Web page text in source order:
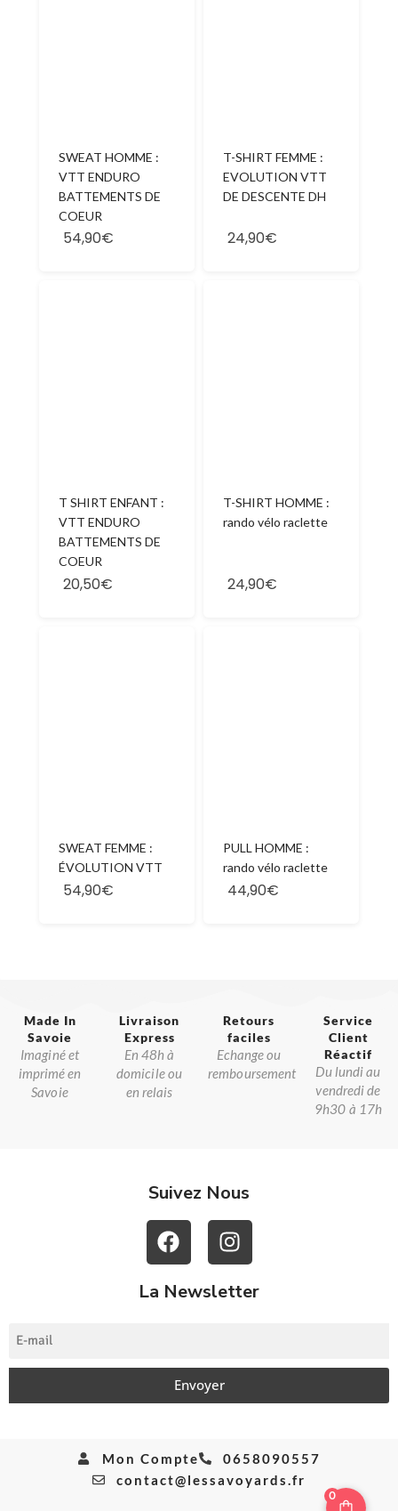
SWEAT HOMME :
VTT ENDURO
BATTEMENTS DE
COEUR
54,90€
T-SHIRT FEMME :
EVOLUTION VTT
DE DESCENTE DH
24,90€
T SHIRT ENFANT :
VTT ENDURO
BATTEMENTS DE
COEUR
20,50€
T-SHIRT HOMME :
rando vélo raclette
24,90€
SWEAT FEMME :
ÉVOLUTION VTT
54,90€
PULL HOMME :
rando vélo raclette
44,90€
Made In
Savoie​
Imaginé et
imprimé en
Savoie
Livraison
Express
En 48h à
domicile ou
en relais
Retours
faciles
Echange ou
remboursement
Service
Client
Réactif​
Du lundi au
vendredi de
9h30 à 17h
Suivez Nous
La Newsletter
Envoyer
Mon Compte
0658090557
contact@lessavoyards.fr
0